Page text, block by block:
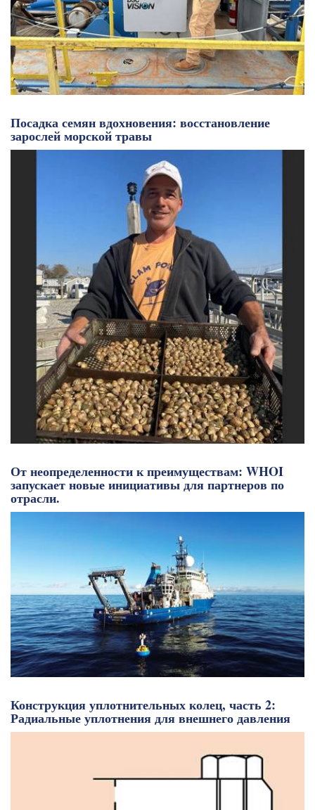
Посадка семян вдохновения: восстановление
зарослей морской травы
От неопределенности к преимуществам: WHOI
запускает новые инициативы для партнеров по
отрасли.
Конструкция уплотнительных колец, часть 2:
Радиальные уплотнения для внешнего давления